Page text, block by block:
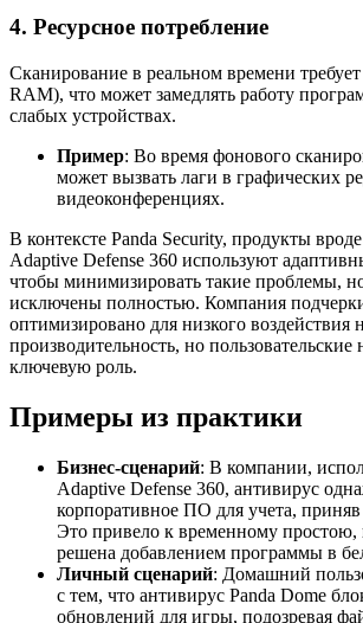
4. Ресурсное потребление
Сканирование в реальном времени
RAM), что может замедлять работу
слабых устройствах.
Пример: Во время фонового
может вызвать лаги в графических
видеоконференциях.
В контексте Panda Security, продукты
Adaptive Defense 360 используют
чтобы минимизировать такие проблемы,
исключены полностью. Компания
оптимизировано для низкого воздействия
производительность, но
ключевую роль.
Примеры из практики
Бизнес-сценарий: В компании,
Adaptive Defense 360, антивирус
корпоративное ПО для учета,
Это привело к временному простою,
решена добавлением программы в
Личный сценарий: Домашний
с тем, что антивирус Panda Dome
обновлений для игры, подозревая